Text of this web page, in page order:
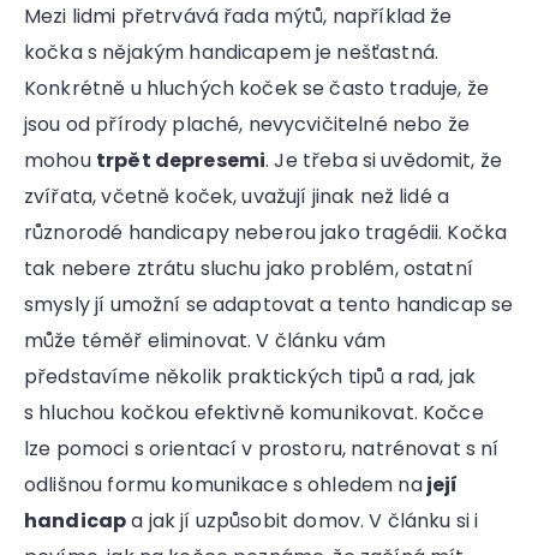
Mezi lidmi přetrvává řada mýtů, například že
kočka s nějakým handicapem je nešťastná.
Konkrétně u hluchých koček se často traduje, že
jsou od přírody plaché, nevycvičitelné nebo že
mohou trpět depresemi. Je třeba si uvědomit, že
zvířata, včetně koček, uvažují jinak než lidé a
různorodé handicapy neberou jako tragédii. Kočka
tak nebere ztrátu sluchu jako problém, ostatní
smysly jí umožní se adaptovat a tento handicap se
může téměř eliminovat. V článku vám
představíme několik praktických tipů a rad, jak
s hluchou kočkou efektivně komunikovat. Kočce
lze pomoci s orientací v prostoru, natrénovat s ní
odlišnou formu komunikace s ohledem najejí
handicapa jak jí uzpůsobit domov. V článku si i
HLEDAT
D
p
o
r
u
č
u
j
e
m
e